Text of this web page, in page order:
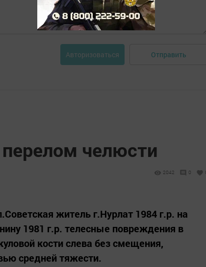
Авторизоваться Отправить
челюсти
2042 0
житель г.Нурлат 1984 г.р. на
1981 г.р. телесные повреждения в
кости слева без смещения,
средней тяжести.